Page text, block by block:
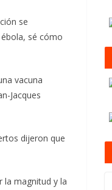
se
sé cómo
vacuna
Jacques
dijeron que
la magnitud y la